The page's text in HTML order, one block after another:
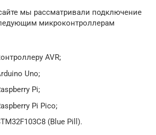
мы рассматривали подключение
микроконтроллерам
AVR;
Uno;
Pi;
Pi Pico;
(Blue Pill).